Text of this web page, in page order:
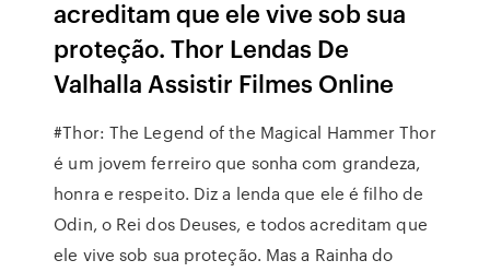
acreditam que ele vive sob sua
proteção. Thor Lendas De
Valhalla Assistir Filmes Online
#Thor: The Legend of the Magical Hammer Thor
é um jovem ferreiro que sonha com grandeza,
honra e respeito. Diz a lenda que ele é filho de
Odin, o Rei dos Deuses, e todos acreditam que
ele vive sob sua proteção. Mas a Rainha do